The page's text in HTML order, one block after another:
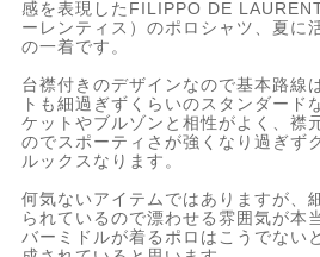
感を表現したFILIPPO DE
ーレンティス）のポロシャツ、夏に
の一着です。
台襟付きのデザインなので基本路線
トも細過ぎずくらいのスタンダード
ケットやブルゾンと相性がよく、襟
のでスポーティさが強くなり過ぎず
ルックスなります。
何気ないアイテムではありますが、
られているので漂わせる雰囲気が本
バーミドルが着るポロはこうでない